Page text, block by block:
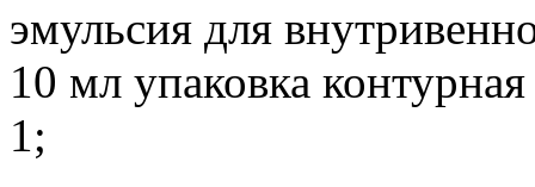
эмульсия для
10 мл упаковка
1;